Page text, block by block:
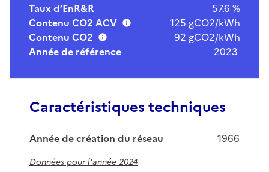
Taux d’EnR&R
57.6 %
Contenu CO2 ACV
125 gCO2/kWh
Contenu CO2
92 gCO2/kWh
Année de référence
2023
Caractéristiques techniques
Année de création du réseau 1966
Données pour l'année 2024